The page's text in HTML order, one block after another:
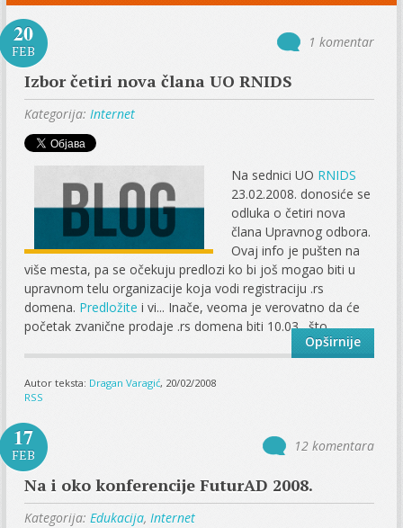
20
FEB
1 komentar
Izbor četiri nova člana UO RNIDS
Kategorija:Internet
Na sednici UO RNIDS
23.02.2008. donosiće se
odluka o četiri nova
člana Upravnog odbora.
Ovaj info je pušten na
više mesta, pa se očekuju predlozi ko bi još mogao biti u
upravnom telu organizacije koja vodi registraciju .rs
domena. Predložite i vi... Inače, veoma je verovatno da će
početak zvanične prodaje .rs domena biti 10.03., što...
Opširnije
Autor teksta: Dragan Varagić, 20/02/2008
RSS
17
FEB
12 komentara
Na i oko konferencije FuturAD 2008.
Kategorija: Edukacija, Internet